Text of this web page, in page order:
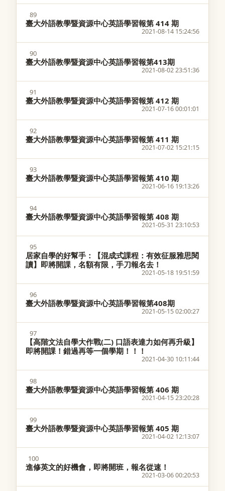
89
臺大外語教學暨資源中心英語學習報第 414 期
2021-08-14 15:24:56
90
臺大外語教學暨資源中心英語學習報第413期
2021-08-02 23:51:36
91
臺大外語教學暨資源中心英語學習報第 412 期
2021-07-16 00:01:01
92
臺大外語教學暨資源中心英語學習報第 411 期
2021-07-02 15:21:15
93
臺大外語教學暨資源中心英語學習報第 410 期
2021-06-16 19:13:26
94
臺大外語教學暨資源中心英語學習報第 408 期
2021-05-31 23:10:53
95
居家自學的好幫手：【混成式課程：有效征服雅思閱
讀】即將開課，名額有限，手刀報名去！
2021-05-18 19:51:59
96
臺大外語教學暨資源中心英語學習報第408期
2021-05-15 02:00:27
97
【高階文法自學大作戰(二) 口語表達力如何再升級】
即將開課！錯過再等一個學期！！！
2021-04-30 10:11:44
98
臺大外語教學暨資源中心英語學習報第 406 期
2021-04-15 23:20:28
99
臺大外語教學暨資源中心英語學習報第 405 期
2021-04-02 12:13:07
100
進修英文的好機會，即將開班，報名從速！
2021-03-06 00:20:53